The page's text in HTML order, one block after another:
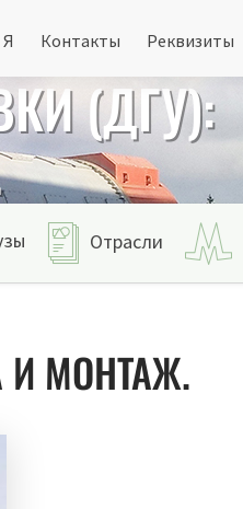
Контакты Реквизиты
(ДГУ):
Отрасли
И МОНТАЖ.